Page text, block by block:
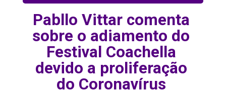
Pabllo Vittar comenta
sobre o adiamento do
Festival Coachella
devido a proliferação
do Coronavírus